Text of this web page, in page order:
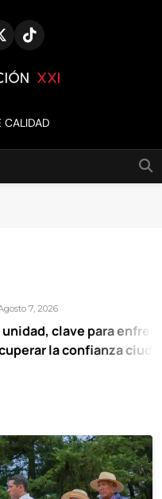
XXI
CALIDAD
para enfrentar los
ciudadana: